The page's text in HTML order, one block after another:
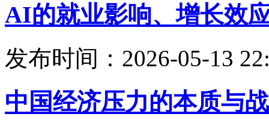
AI的就业影响、增长效
发布时间：2026-05-13
中国经济压力的本质与